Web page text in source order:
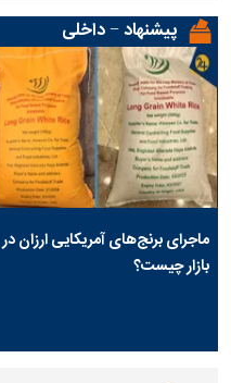
پیشنهاد − داخلی
ماجرای برنج‌های آمریکایی ارزان در
بازار چیست؟